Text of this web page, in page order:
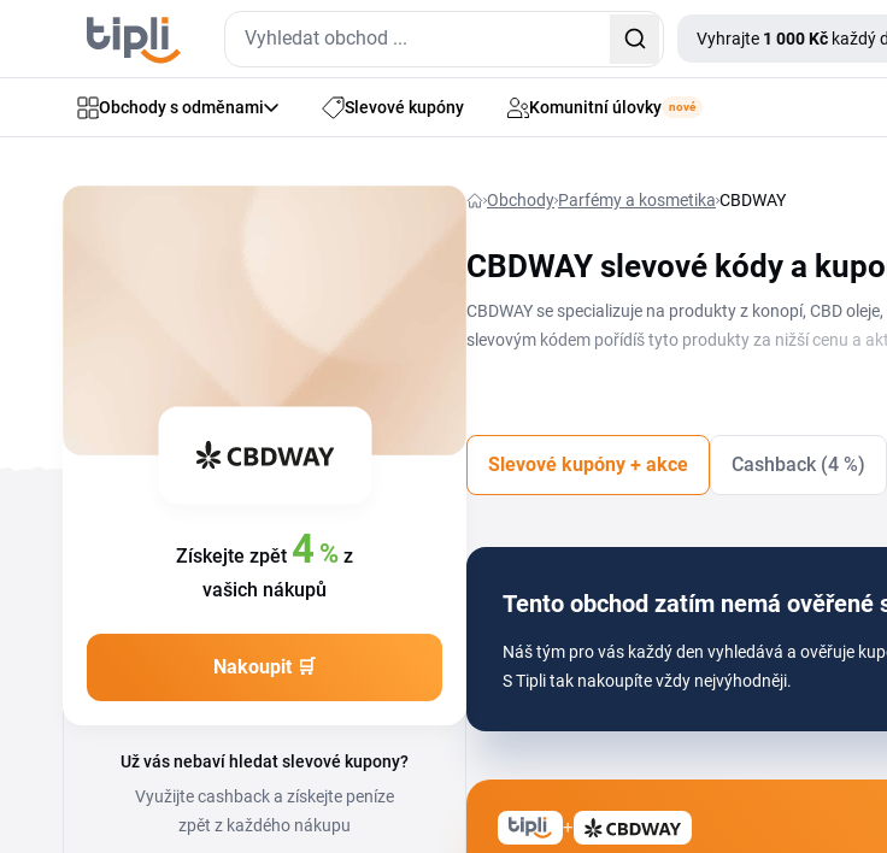
Vyhrajte 1 000 Kč každý
Obchody s odměnami Slevové kupóny Komunitní úlovky nové
Získejte zpět 4 % z
vašich nákupů
Nakoupit 🛒
Už vás nebaví hledat slevové kupony?
Využijte cashback a získejte peníze
zpět z každého nákupu
Obchody Parfémy a kosmetika CBDWAY
CBDWAY slevové kódy a
CBDWAY se specializuje na produkty z konopí, CBD
slevovým kódem pořídíš tyto produkty za nižší cenu a
Slevové kupóny + akce Cashback (4 %)
Tento obchod zatím nemá ověřené
Náš tým pro vás každý den vyhledává a ověřuje
S Tipli tak nakoupíte vždy nejvýhodněji.
+